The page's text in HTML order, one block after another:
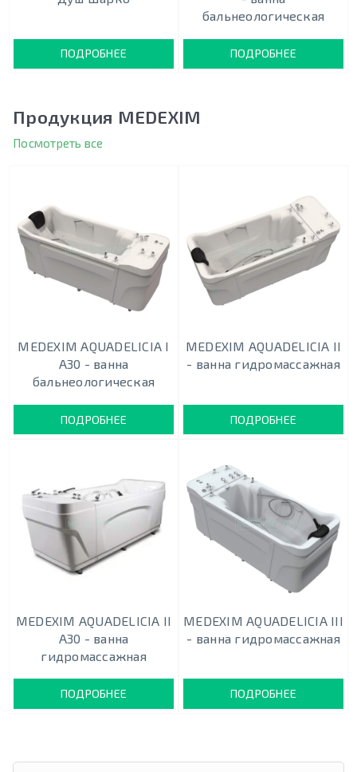
ПОДРОБНЕЕ
бальнеологическая
ПОДРОБНЕЕ
Продукция MEDEXIM
Посмотреть все
MEDEXIM AQUADELICIA I
A30 - ванна
бальнеологическая
ПОДРОБНЕЕ
MEDEXIM AQUADELICIA II
- ванна гидромассажная
ПОДРОБНЕЕ
MEDEXIM AQUADELICIA II
A30 - ванна
гидромассажная
ПОДРОБНЕЕ
MEDEXIM AQUADELICIA III
- ванна гидромассажная
ПОДРОБНЕЕ